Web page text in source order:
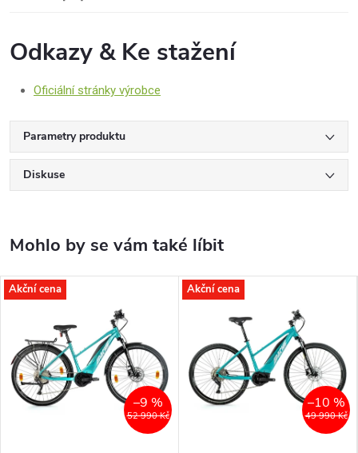
Odkazy & Ke stažení
Oficiální stránky výrobce
Parametry produktu
Diskuse
Akční cena
52 990 Kč
–9 %
Akční cena
49 990 Kč
–10 %